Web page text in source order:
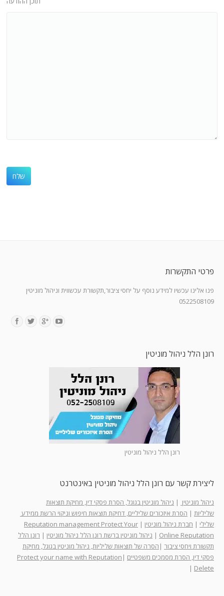
פרטי התקשרות
פנו אלינו עכשיו למידע נוסף על יחסי ציבור,תקשורת עכשווית וניהול מוניטין
0522508109
רונן הלל ניהול מוניטין
רונן הלל ניהול מוניטין
ליצירת קשר עם רונן הלל ניהול מוניטין באינטרנט
ניהול מוניטין | ניהול מוניטין בגוגל, הסרת פסקי דין, מחיקת תוצאות
שליליות | הסרת איזכורים שליליים, דחיקת תוצאות חיפוש וניקוי הרשת ממידע
שלילי | חברת ניהול מוניטין |
Reputation management Protect Your
Online Reputation
| ניהול מוניטין ברשת רונן הלל ניהול מוניטין | רונן הלל
תקשורת ויחסי ציבור | הסרה של תוצאות שליליות, ניהול מוניטין בגוגל, מחיקת
פסקי דין, הסרת מסמכים משפטיים |
Protect your name with Reputation
Delete
|